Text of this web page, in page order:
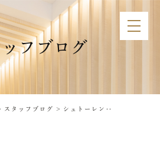
フブログ
スタッフブログ シュトーレン‥